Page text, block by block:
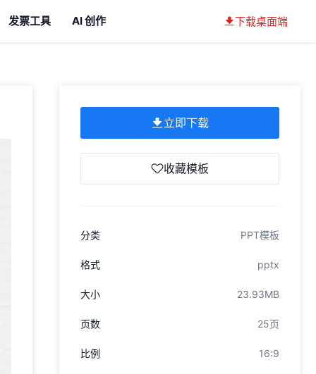
发票工具 AI 创作 下载桌面端
立即下载
收藏模板
分类 PPT模板
格式 pptx
大小 23.93MB
页数 25页
比例 16:9